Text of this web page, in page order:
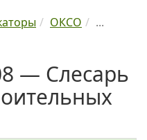
ОКСО
...
— Слесарь